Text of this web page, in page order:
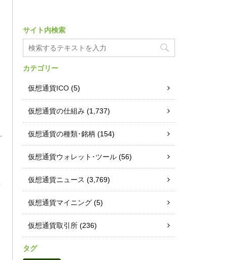
サイト内検索
カテゴリー
仮想通貨ICO (5)
仮想通貨の仕組み (1,737)
仮想通貨の種類･銘柄 (154)
仮想通貨ウォレット･ツール (56)
仮想通貨ニュース (3,769)
仮想通貨マイニング (5)
仮想通貨取引所 (236)
タグ